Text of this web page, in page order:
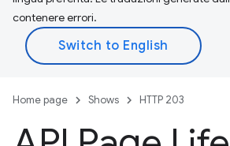
contenere errori.
Home page Shows HTTP 203